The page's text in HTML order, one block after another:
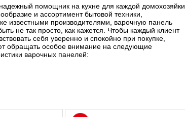
помощник на кухне для каждой домохозяйки.
и ассортимент бытовой техники,
известными производителями, варочную панель
не так просто, как кажется. Чтобы каждый клиент
себя уверенно и спокойно при покупке,
обращать особое внимание на следующие
варочных панелей: